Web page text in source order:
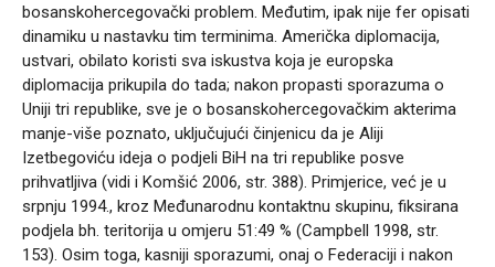
bosanskohercegovački problem. Međutim, ipak nije fer opisati
dinamiku u nastavku tim terminima. Američka diplomacija,
ustvari, obilato koristi sva iskustva koja je europska
diplomacija prikupila do tada; nakon propasti sporazuma o
Uniji tri republike, sve je o bosanskohercegovačkim akterima
manje-više poznato, uključujući činjenicu da je Aliji
Izetbegoviću ideja o podjeli BiH na tri republike posve
prihvatljiva (vidi i Komšić 2006, str. 388). Primjerice, već je u
srpnju 1994., kroz Međunarodnu kontaktnu skupinu, fiksirana
podjela bh. teritorija u omjeru 51:49 % (Campbell 1998, str.
153). Osim toga, kasniji sporazumi, onaj o Federaciji i nakon